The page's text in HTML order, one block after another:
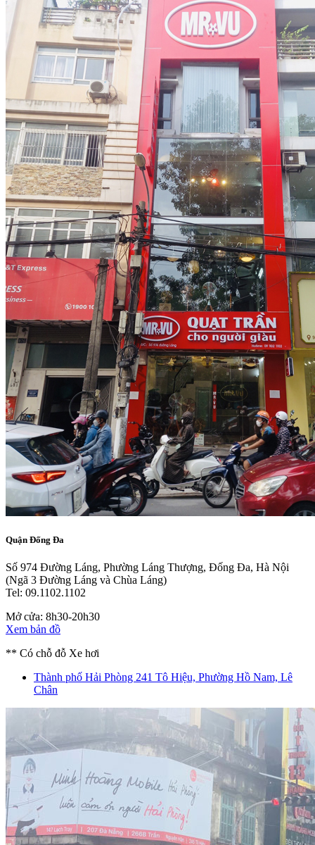
Quận Đống Đa
Số 974 Đường Láng, Phường Láng Thượng, Đống Đa, Hà Nội
(Ngã 3 Đường Láng và Chùa Láng)
Tel: 09.1102.1102
Mở cửa: 8h30-20h30
Xem bản đồ
** Có chỗ đỗ Xe hơi
Thành phố Hải Phòng 241 Tô Hiệu, Phường Hồ Nam, Lê
Chân